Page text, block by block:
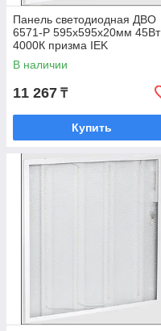
Панель светодиодная ДВО
6571-P 595х595х20мм 45Вт
4000К призма IEK
В наличии
11 267 ₸
Купить